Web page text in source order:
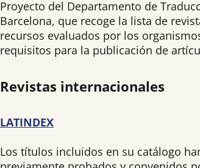
Proyecto del Departamento de
Barcelona, que recoge la lista de
recursos evaluados por los
requisitos para la publicación de
Revistas internacionales
LATINDEX
Los títulos incluidos en su catálogo